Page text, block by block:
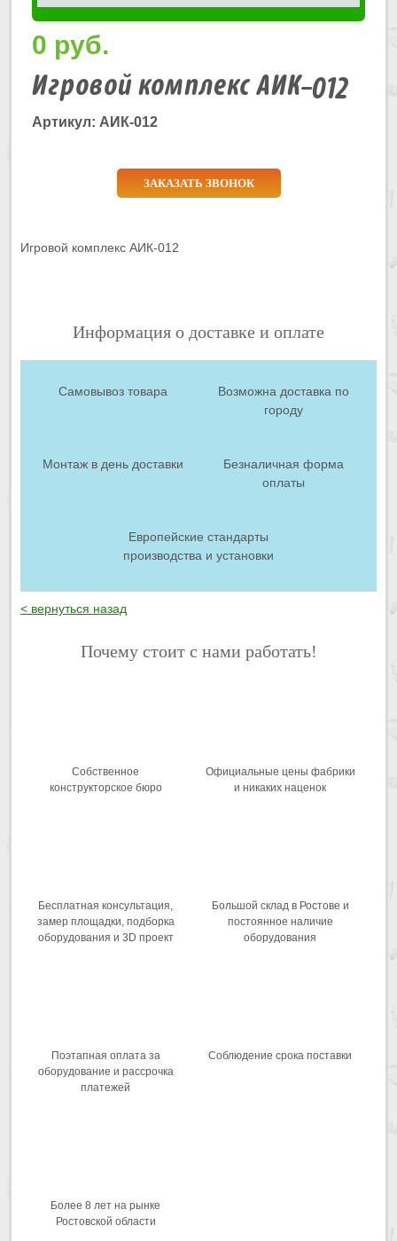
0 руб.
Игровой комплекс АИК-012
Артикул: АИК-012
ЗАКАЗАТЬ ЗВОНОК
Игровой комплекс АИК-012
Информация о доставке и оплате
Самовывоз товара
Возможна доставка по
городу
Монтаж в день доставки
Безналичная форма
оплаты
Европейские стандарты
производства и установки
< вернуться назад
Почему стоит с нами работать!
Собственное
конструкторское бюро
Официальные цены фабрики
и никаких наценок
Бесплатная консультация,
замер площадки, подборка
оборудования и 3D проект
Большой склад в Ростове и
постоянное наличие
оборудования
Поэтапная оплата за
оборудование и рассрочка
платежей
Соблюдение срока поставки
Более 8 лет на рынке
Ростовской области